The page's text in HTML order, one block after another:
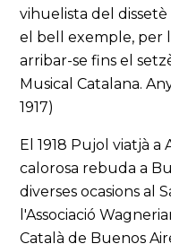
vihuelista del
el bell exemple, per
arribar-se fins el
Musical Catalana.
1917)
El 1918 Pujol viatjà
calorosa rebuda a
diverses ocasions al
l'Associació
Català de Buenos